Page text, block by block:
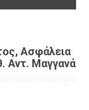
Ασφάλεια
Αντ. Μαγγανά